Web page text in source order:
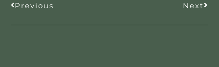
Previous Next